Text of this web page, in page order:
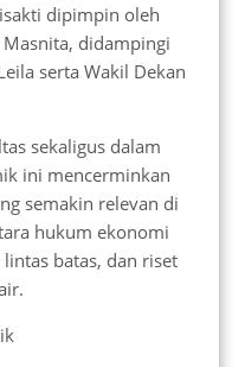
dipimpin oleh
Masnita, didampingi
serta Wakil Dekan
sekaligus dalam
ini mencerminkan
semakin relevan di
hukum ekonomi
batas, dan riset